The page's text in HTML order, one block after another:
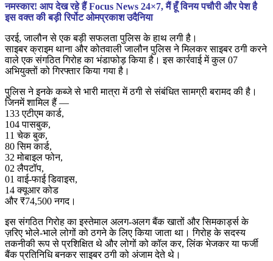
नमस्कार! आप देख रहे हैं Focus News 24×7, मैं हूँ विनय पचौरी और पेश है
इस वक्त की बड़ी रिर्पोट ओमप्रकाश उदैनिया
उरई, जालौन से एक बड़ी सफलता पुलिस के हाथ लगी है।
साइबर क्राइम थाना और कोतवाली जालौन पुलिस ने मिलकर साइबर ठगी करने
वाले एक संगठित गिरोह का भंडाफोड़ किया है। इस कार्रवाई में कुल 07
अभियुक्तों को गिरफ्तार किया गया है।
पुलिस ने इनके कब्जे से भारी मात्रा में ठगी से संबंधित सामग्री बरामद की है।
जिनमें शामिल हैं —
133 एटीएम कार्ड,
104 पासबुक,
11 चेक बुक,
80 सिम कार्ड,
32 मोबाइल फोन,
02 लैपटॉप,
01 वाई-फाई डिवाइस,
14 क्यूआर कोड
और ₹74,500 नगद।
इस संगठित गिरोह का इस्तेमाल अलग-अलग बैंक खातों और सिमकार्ड्स के
ज़रिए भोले-भाले लोगों को ठगने के लिए किया जाता था। गिरोह के सदस्य
तकनीकी रूप से प्रशिक्षित थे और लोगों को कॉल कर, लिंक भेजकर या फर्जी
बैंक प्रतिनिधि बनकर साइबर ठगी को अंजाम देते थे।